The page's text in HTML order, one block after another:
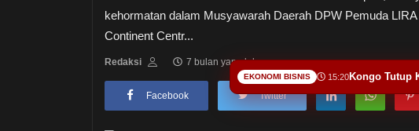
kehormatan dalam Musyawarah Daerah DPW Pemuda
Continent Centr...
Redaksi 7 bulan yang lalu
Facebook Twitter
EKONOMI BISNIS 15:20Kongo Tutup